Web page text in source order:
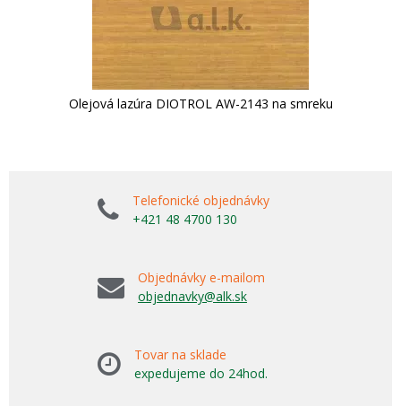
Olejová lazúra DIOTROL AW-2143 na smreku
Telefonické objednávky
+421 48 4700 130
Objednávky e-mailom
objednavky@alk.sk
Tovar na sklade
expedujeme do 24hod.